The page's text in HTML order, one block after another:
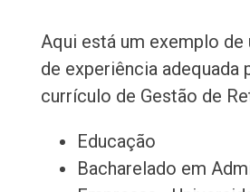
Aqui está um exemplo de
de experiência adequada
currículo de Gestão de
Educação
Bacharelado em